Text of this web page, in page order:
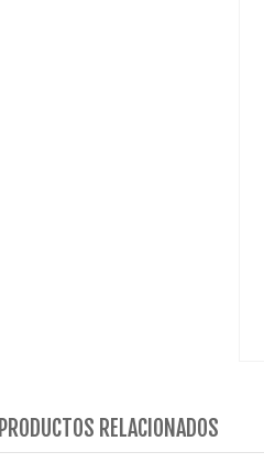
PRODUCTOS RELACIONADOS